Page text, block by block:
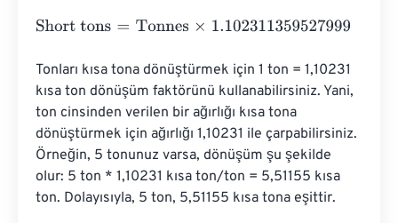
Short tons= Tonnes×1.102311359527999
Tonları kısa tona dönüştürmek için 1 ton = 1,10231
kısa ton dönüşüm faktörünü kullanabilirsiniz. Yani,
ton cinsinden verilen bir ağırlığı kısa tona
dönüştürmek için ağırlığı 1,10231 ile çarpabilirsiniz.
Örneğin, 5 tonunuz varsa, dönüşüm şu şekilde
olur: 5 ton * 1,10231 kısa ton/ton = 5,51155 kısa
ton. Dolayısıyla, 5 ton, 5,51155 kısa tona eşittir.